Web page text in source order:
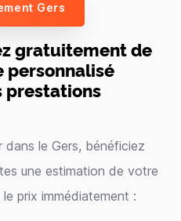
Gers
gratuitement de
personnalisé
prestations
dans le Gers, bénéficiez
une estimation de votre
prix immédiatement :